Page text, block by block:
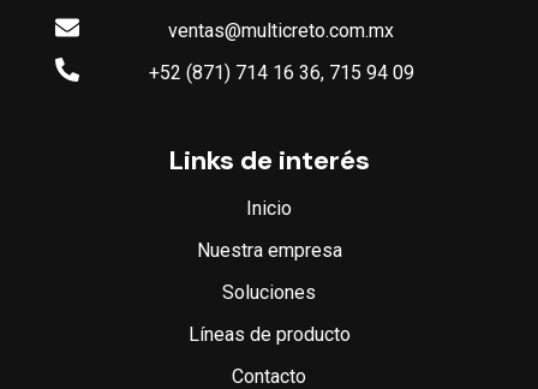
ventas@multicreto.com.mx
+52 (871) 714 16 36, 715 94 09
Links de interés
Inicio
Nuestra empresa
Soluciones
Líneas de producto
Contacto